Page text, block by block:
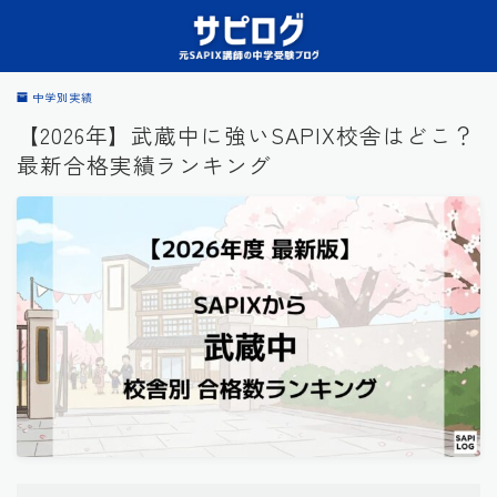
中学別実績
【2026年】武蔵中に強いSAPIX校舎はどこ？
最新合格実績ランキング